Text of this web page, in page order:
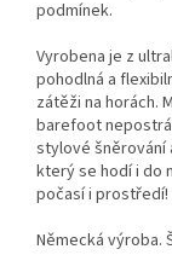
podmínek.
Vyrobena je z
pohodlná a
zátěži na horách.
barefoot
stylové šněrování
který se hodí i do
počasí i prostředí!
Německá výroba.